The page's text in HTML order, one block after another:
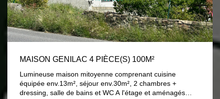
MAISON GENILAC 4 PIÈCE(S) 100M²
Lumineuse maison mitoyenne comprenant cuisine
équipée env.13m², séjour env.30m², 2 chambres +
dressing, salle de bains et WC A l'étage et aménagés